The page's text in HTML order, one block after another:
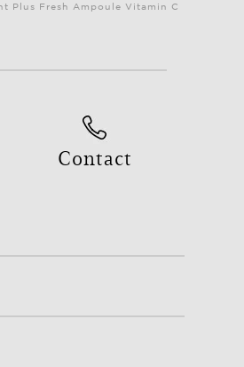
Plus Fresh Ampoule Vitamin C
Contact